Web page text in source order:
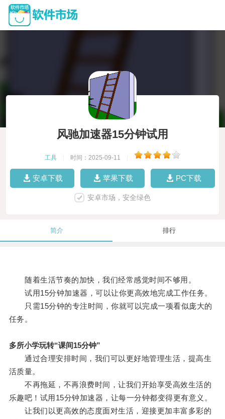
风驰加速器15分钟试用
工具 时间：2025-09-11
安卓下载 苹果下载 PC下载
安卓市场，安全绿色
简介 排行
随着生活节奏的加快，我们经常感觉时间不够用。
试用15分钟加速器，可以让你更高效地完成工作任务。
只需15分钟的专注时间，你就可以完成一项看似庞大的
任务。
多所小学玩转“课间15分钟”
通过合理安排时间，我们可以更好地管理生活，提高生
活质量。
不再拖延，不再浪费时间，让我们开始享受高效生活的
乐趣吧！试用15分钟加速器，让每一分钟都变得更有意义。
让我们以更高效的态度面对生活，迎接更加丰富多彩的